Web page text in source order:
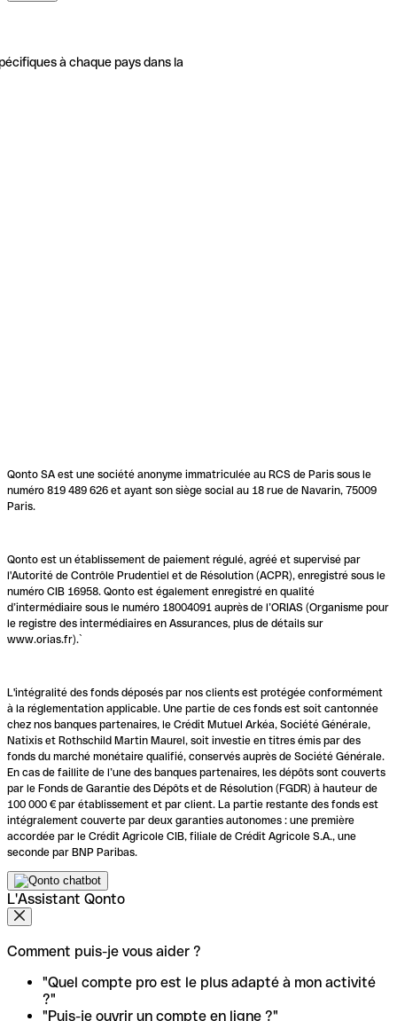
à chaque pays dans la
Qonto SA est une société anonyme immatriculée au RCS de Paris sous le
numéro 819 489 626 et ayant son siège social au 18 rue de Navarin, 75009
Paris.
Qonto est un établissement de paiement régulé, agréé et supervisé par
l'Autorité de Contrôle Prudentiel et de Résolution (ACPR), enregistré sous le
numéro CIB 16958. Qonto est également enregistré en qualité
d’intermédiaire sous le numéro 18004091 auprès de l’ORIAS (Organisme pour
le registre des intermédiaires en Assurances, plus de détails sur
www.orias.fr).`
L'intégralité des fonds déposés par nos clients est protégée conformément
à la réglementation applicable. Une partie de ces fonds est soit cantonnée
chez nos banques partenaires, le Crédit Mutuel Arkéa, Société Générale,
Natixis et Rothschild Martin Maurel, soit investie en titres émis par des
fonds du marché monétaire qualifié, conservés auprès de Société Générale.
En cas de faillite de l’une des banques partenaires, les dépôts sont couverts
par le Fonds de Garantie des Dépôts et de Résolution (FGDR) à hauteur de
100 000 € par établissement et par client. La partie restante des fonds est
intégralement couverte par deux garanties autonomes : une première
accordée par le Crédit Agricole CIB, filiale de Crédit Agricole S.A., une
seconde par BNP Paribas.
L'Assistant Qonto
Comment puis-je vous aider ?
"Quel compte pro est le plus adapté à mon activité
?"
"Puis-je ouvrir un compte en ligne ?"